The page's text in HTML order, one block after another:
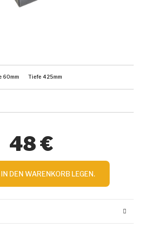
60mm Tiefe 425mm
48 €
IN DEN WARENKORB LEGEN.